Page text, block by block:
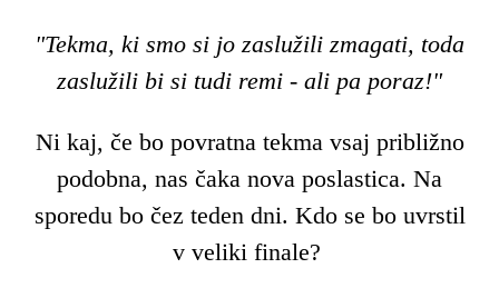
"Tekma, ki smo si jo zaslužili zmagati, toda
zaslužili bi si tudi remi - ali pa poraz!"
Ni kaj, če bo povratna tekma vsaj približno
podobna, nas čaka nova poslastica. Na
sporedu bo čez teden dni. Kdo se bo uvrstil
v veliki finale?